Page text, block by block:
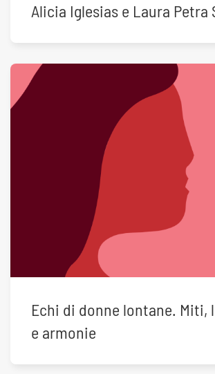
Alicia Iglesias e Laura Petra
Echi di donne lontane. Miti,
e armonie